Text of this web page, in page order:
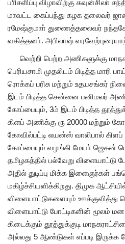
பாிசளிப்பு விழாவிற்கு கவுன்சிலா்
மாவட்ட கைப்பந்து கழக தலைவர்
ரமேஷ்குமாா் துணைத்தலைவர்
வகித்தனா். அபிலாஷ்
வெற்றி பெற்ற அணிகளுக்கு
பெரியசாமி முதலிடம் பிடித்த மாரி
ரொக்கப் பரிசு மற்றும் உதயசங்கர்
இடம் பிடித்த சென்னை பனிமலர்
கோப்பையும், 3ம் இடம் பிடித்த
கிளப் அணிக்கு ரூ 20000 மற்றும்
கோவில்பட்டி லயன்ஸ் வாலிபால் கிளப்
கோப்பையும் வழங்கி மேயா் ஜெகன்
தமிழகத்தில் பல்வேறு விளையாட்டு
அதில் துடிப்பு மிக்க இளைஞர்கள்
மகிழ்ச்சியளிக்கிறது. திமுக
விளையாட்டுகளையும்
விளையாட்டு போட்டிகளின் மூலம்
கிடைக்கும் தூத்துக்குடி
அல்லது 5 ஆண்டுகள் எப்படி இருக்க